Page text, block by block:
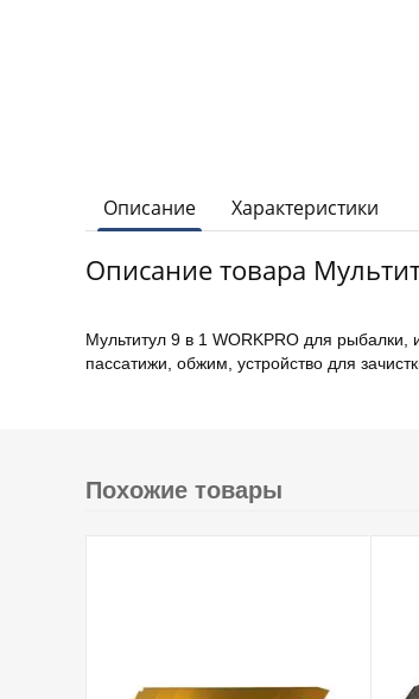
Описание Характеристики
Описание товара
Мультитул 9 в 1 WORKPRO для
пассатижи, обжим, устройство для
Похожие товары